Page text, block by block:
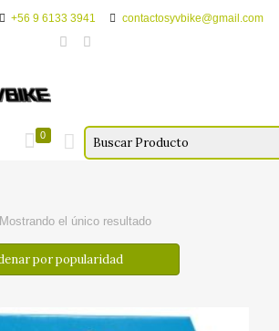
+56 9 6133 3941 contactosyvbike@gmail.com
0
Mostrando el único resultado